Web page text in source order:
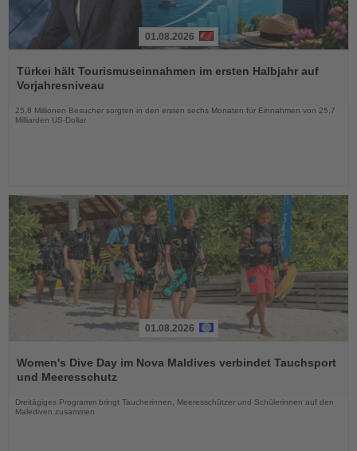
Sie
die
Nachrichten
01.08.2026
Türkei hält Tourismuseinnahmen im ersten Halbjahr auf
Vorjahresniveau
25,8 Millionen Besucher sorgten in den ersten sechs Monaten für Einnahmen von 25,7
Milliarden US-Dollar
Sie
die
01.08.2026
Women's Dive Day im Nova Maldives verbindet Tauchsport
und Meeresschutz
Dreitägiges Programm bringt Taucherinnen, Meeresschützer und Schülerinnen auf den
Malediven zusammen